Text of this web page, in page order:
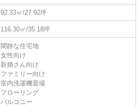
92.33㎡/27.92坪
116.30㎡/35.18坪
閑静な住宅地
女性向け
新婚さん向け
ファミリー向け
室内洗濯機置場
フローリング
バルコニー